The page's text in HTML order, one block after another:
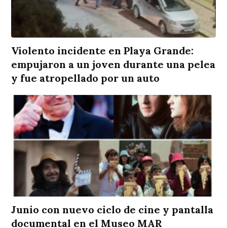
Violento incidente en Playa Grande:
empujaron a un joven durante una pelea
y fue atropellado por un auto
Junio con nuevo ciclo de cine y pantalla
documental en el Museo MAR